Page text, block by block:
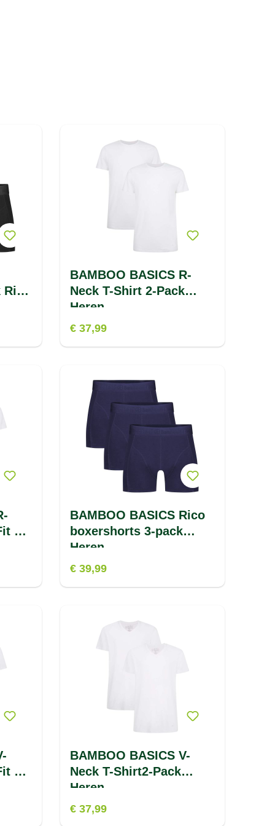
BAMBOO BASICS R-
Neck T-Shirt 2-Pack
Heren
€ 37,99
2-
BAMBOO BASICS Rico
boxershorts 3-pack
Heren
€ 39,99
2-
BAMBOO BASICS V-
Neck T-Shirt2-Pack
Heren
€ 37,99